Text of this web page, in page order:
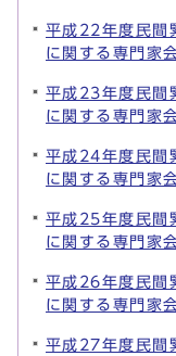
平成22年度民間
に関する専門家
平成23年度民間
に関する専門家
平成24年度民間
に関する専門家
平成25年度民間
に関する専門家
平成26年度民間
に関する専門家
平成27年度民間